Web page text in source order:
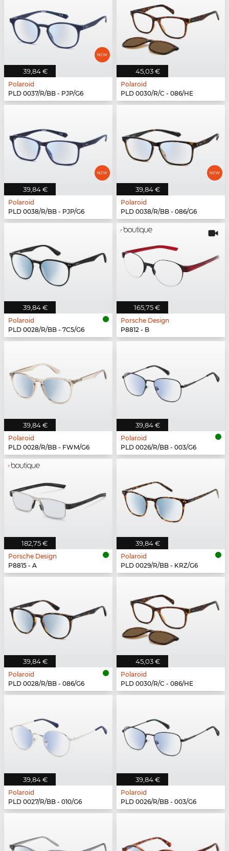
39,84 €
Polaroid
PLD 0037/R/BB - PJP/G6
45,03 €
Polaroid
PLD 0030/R/C - 086/HE
39,84 €
Polaroid
PLD 0038/R/BB - PJP/G6
39,84 €
Polaroid
PLD 0038/R/BB - 086/G6
39,84 €
Polaroid
PLD 0028/R/BB - 7C5/G6
165,75 €
Porsche Design
P8812 - B
39,84 €
Polaroid
PLD 0028/R/BB - FWM/G6
39,84 €
Polaroid
PLD 0026/R/BB - 003/G6
182,75 €
Porsche Design
P8815 - A
39,84 €
Polaroid
PLD 0029/R/BB - KRZ/G6
39,84 €
Polaroid
PLD 0028/R/BB - 086/G6
45,03 €
Polaroid
PLD 0030/R/C - 086/HE
39,84 €
Polaroid
PLD 0027/R/BB - 010/G6
39,84 €
Polaroid
PLD 0026/R/BB - 003/G6